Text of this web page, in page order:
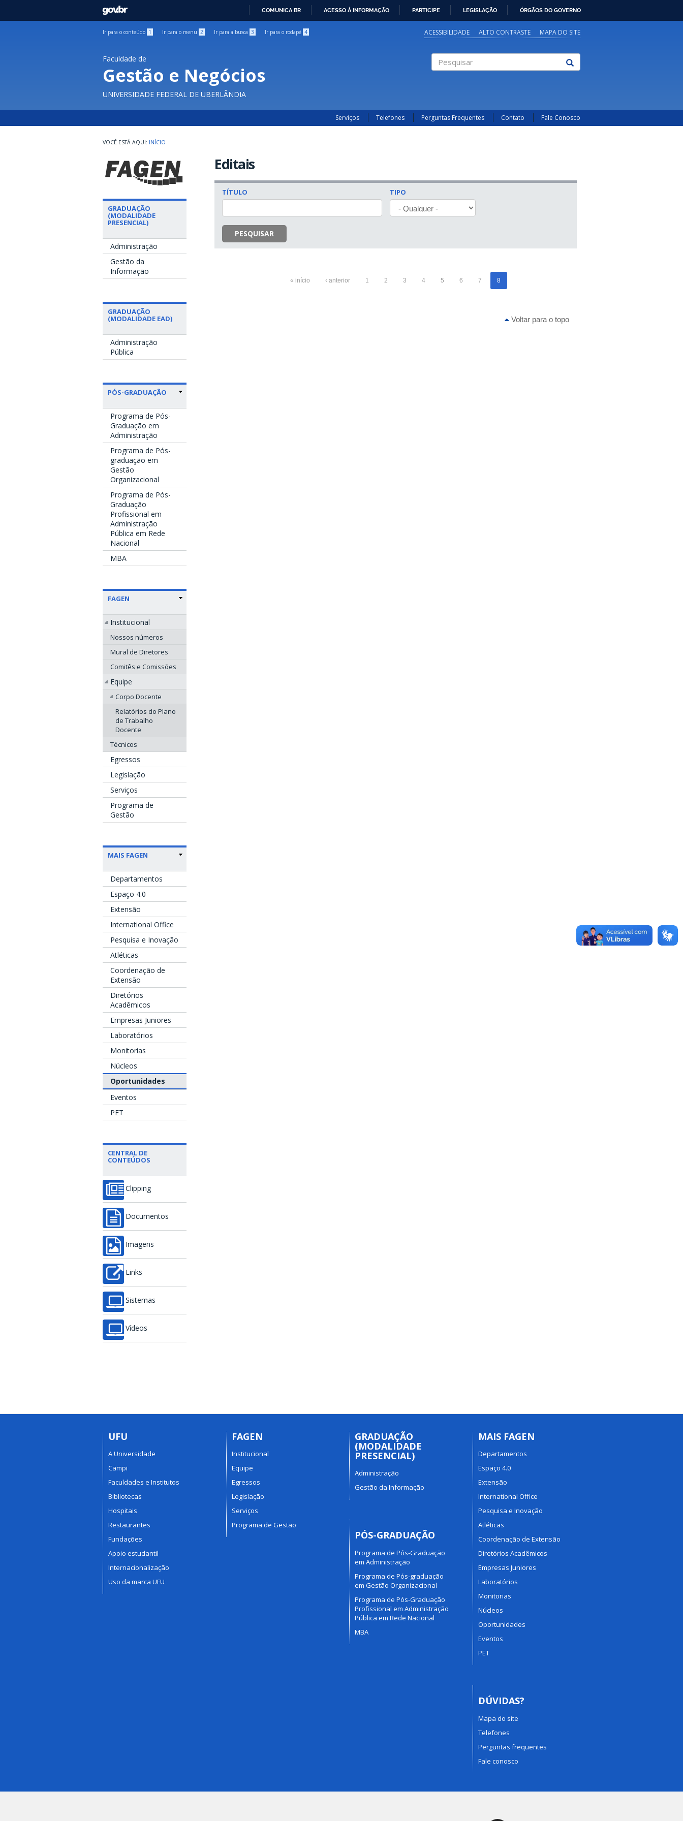
GOVBR
COMUNICA BR ACESSO À INFORMAÇÃO PARTICIPE LEGISLAÇÃO ÓRGÃOS DO GOVERNO
Ir para o conteúdo 1 Ir para o menu 2 Ir para a busca 3 Ir para o rodapé 4 ACESSIBILIDADE ALTO CONTRASTE MAPA DO SITE
Faculdade de
Gestão e Negócios
UNIVERSIDADE FEDERAL DE UBERLÂNDIA
Serviços Telefones Perguntas Frequentes Contato Fale Conosco
INÍCIO
GRADUAÇÃO
(MODALIDADE
PRESENCIAL)
Administração
Gestão da
Informação
GRADUAÇÃO
(MODALIDADE EAD)
Administração
Pública
PÓS-GRADUAÇÃO
Programa de Pós-
Graduação em
Administração
Programa de Pós-
graduação em
Gestão
Organizacional
Programa de Pós-
Graduação
Profissional em
Administração
Pública em Rede
Nacional
MBA
FAGEN
Institucional
Nossos números
Mural de Diretores
Comitês e Comissões
Equipe
Corpo Docente
Relatórios do Plano
de Trabalho
Docente
Técnicos
Egressos
Legislação
Serviços
Programa de
Gestão
MAIS FAGEN
Departamentos
Espaço 4.0
Extensão
International Office
Pesquisa e Inovação
Atléticas
Coordenação de
Extensão
Diretórios
Acadêmicos
Empresas Juniores
Laboratórios
Monitorias
Núcleos
Oportunidades
Eventos
PET
CENTRAL DE
CONTEÚDOS
Clipping
Documentos
Imagens
Links
Sistemas
Vídeos
Editais
TÍTULO TIPO
PESQUISAR
« início ‹ anterior 1 2 3 4 5 6 7 8
Voltar para o topo
UFU
A Universidade
Campi
Faculdades e Institutos
Bibliotecas
Hospitais
Restaurantes
Fundações
Apoio estudantil
Internacionalização
Uso da marca UFU
FAGEN
Institucional
Equipe
Egressos
Legislação
Serviços
Programa de Gestão
GRADUAÇÃO
(MODALIDADE
PRESENCIAL)
Administração
Gestão da Informação
PÓS-GRADUAÇÃO
Programa de Pós-Graduação
em Administração
Programa de Pós-graduação
em Gestão Organizacional
Programa de Pós-Graduação
Profissional em Administração
Pública em Rede Nacional
MBA
MAIS FAGEN
Departamentos
Espaço 4.0
Extensão
International Office
Pesquisa e Inovação
Atléticas
Coordenação de Extensão
Diretórios Acadêmicos
Empresas Juniores
Laboratórios
Monitorias
Núcleos
Oportunidades
Eventos
PET
DÚVIDAS?
Mapa do site
Telefones
Perguntas frequentes
Fale conosco